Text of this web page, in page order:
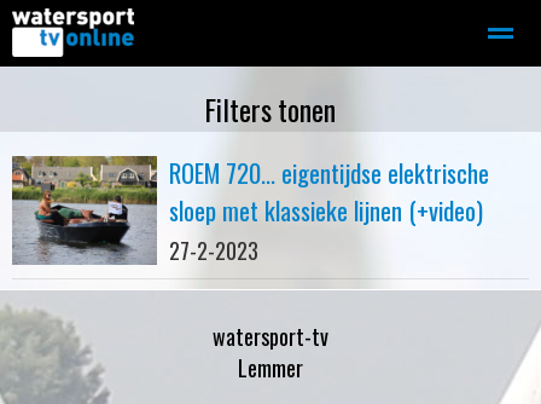
Motorboot-sloep Adverteren
Home
Filters tonen
ROEM 720... eigentijdse elektrische
sloep met klassieke lijnen (+video)
27-2-2023
watersport-tv
Lemmer